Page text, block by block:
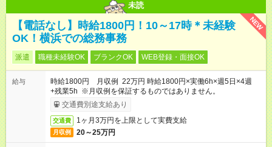
未読
NEW
【電話なし】時給1800円！10～17時＊未経験
OK！横浜での総務事務
派遣 職種未経験OK ブランクOK WEB登録・面接OK
給与
時給1800円 月収例 22万円 時給1800円×実働6h×週5日×4週
+残業5h ※月収例を保証するものではありません。
交通費別途支給あり
交通費 1ヶ月3万円を上限として実費支給
月収例 20～25万円